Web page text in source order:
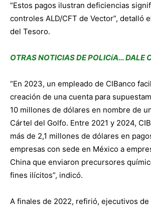
“Estos pagos ilustran deficiencias
controles ALD/CFT de Vector”, detalló
del Tesoro.
OTRAS NOTICIAS DE POLICíA… DALE
“En 2023, un empleado de CIBanco
creación de una cuenta para
10 millones de dólares en nombre de
Cártel del Golfo. Entre 2021 y 2024,
más de 2,1 millones de dólares en
empresas con sede en México a
China que enviaron precursores
fines ilícitos”, indicó.
A finales de 2022, refirió, ejecutivos de